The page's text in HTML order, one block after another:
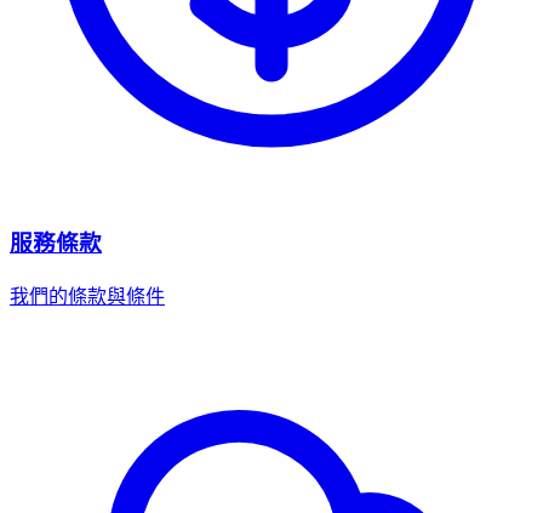
服務條款
我們的條款與條件